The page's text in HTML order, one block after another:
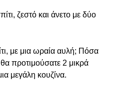
ζεστό και άνετο με δύο
με μια ωραία αυλή; Πόσα
προτιμούσατε 2 μικρά
μεγάλη κουζίνα.